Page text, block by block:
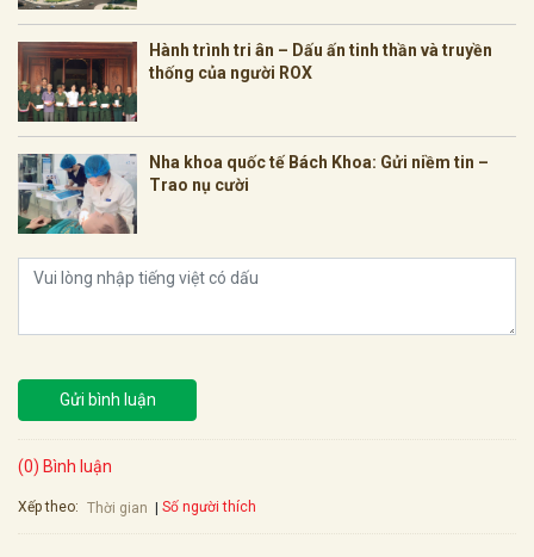
Hành trình tri ân – Dấu ấn tinh thần và truyền
thống của người ROX
Nha khoa quốc tế Bách Khoa: Gửi niềm tin –
Trao nụ cười
Gửi bình luận
(0) Bình luận
Xếp theo: Thời gian Số người thích